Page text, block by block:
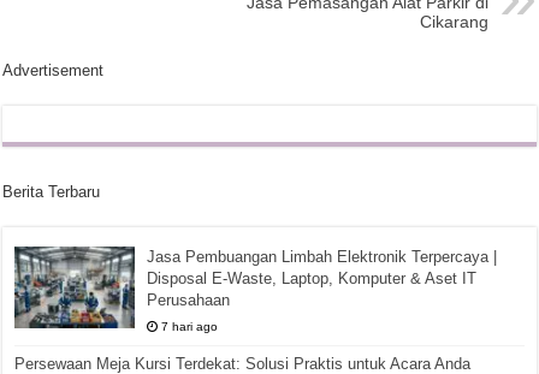
Cikarang
Advertisement
Berita Terbaru
Jasa Pembuangan Limbah Elektronik Terpercaya |
Disposal E-Waste, Laptop, Komputer & Aset IT
Perusahaan
7 hari ago
Persewaan Meja Kursi Terdekat: Solusi Praktis untuk Acara Anda